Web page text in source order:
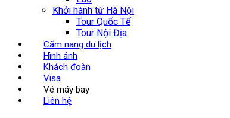
Khởi hành từ Hà Nội
Tour Quốc Tế
Tour Nội Địa
Cẩm nang du lịch
Hình ảnh
Khách đoàn
Visa
Vé máy bay
Liên hệ